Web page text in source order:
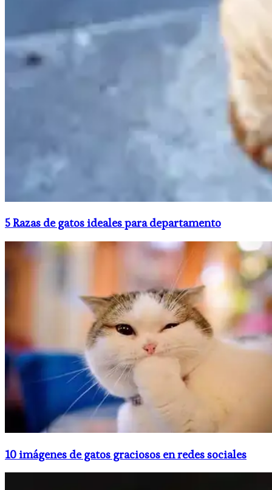
5 Razas de gatos ideales para departamento
10 imágenes de gatos graciosos en redes sociales